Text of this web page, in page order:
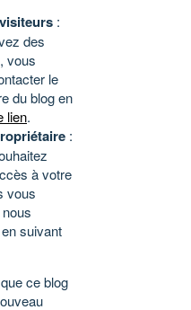
:
des
vous
le
du blog en
lien.
:
à votre
vous
suivant
ce blog